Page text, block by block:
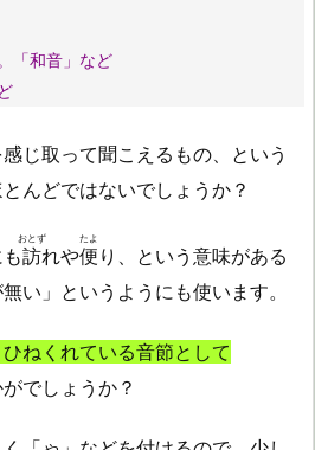
「和音」など
じ取って聞こえるもの、という
んどではないでしょうか？
訪
おとず
れや便
たよ
り、という意味がある
い」というようにも使います。
ねくれている音節として
でしょうか？